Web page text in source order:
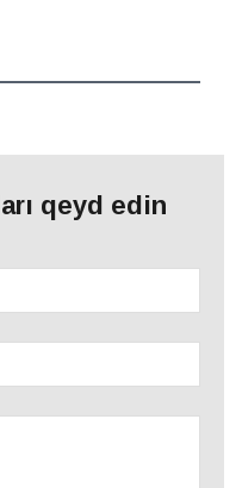
qeyd edin